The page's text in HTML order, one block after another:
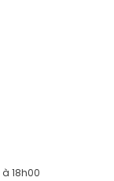
à 18h00